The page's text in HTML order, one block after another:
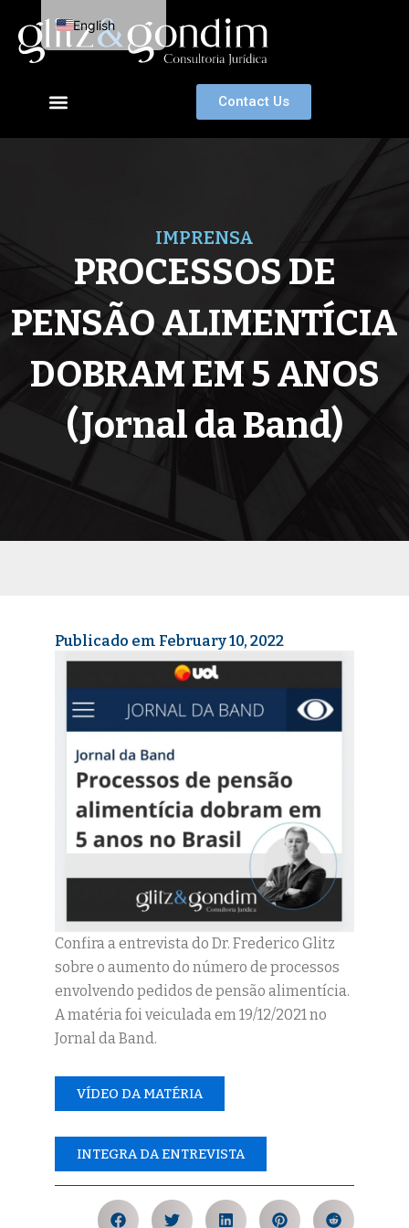
content
Contact Us
IMPRENSA
PROCESSOS DE
PENSÃO ALIMENTÍCIA
DOBRAM EM 5 ANOS
(Jornal da Band)
Publicado em February 10, 2022
Confira a entrevista do Dr. Frederico Glitz
sobre o aumento do número de processos
envolvendo pedidos de pensão alimentícia.
A matéria foi veiculada em 19/12/2021 no
Jornal da Band.
VÍDEO DA MATÉRIA
INTEGRA DA ENTREVISTA
English
Portuguese